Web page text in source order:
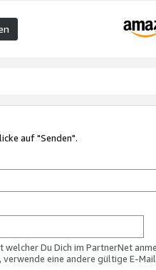
auf "Senden".
welcher Du Dich im PartnerNet
eine andere gültige E-